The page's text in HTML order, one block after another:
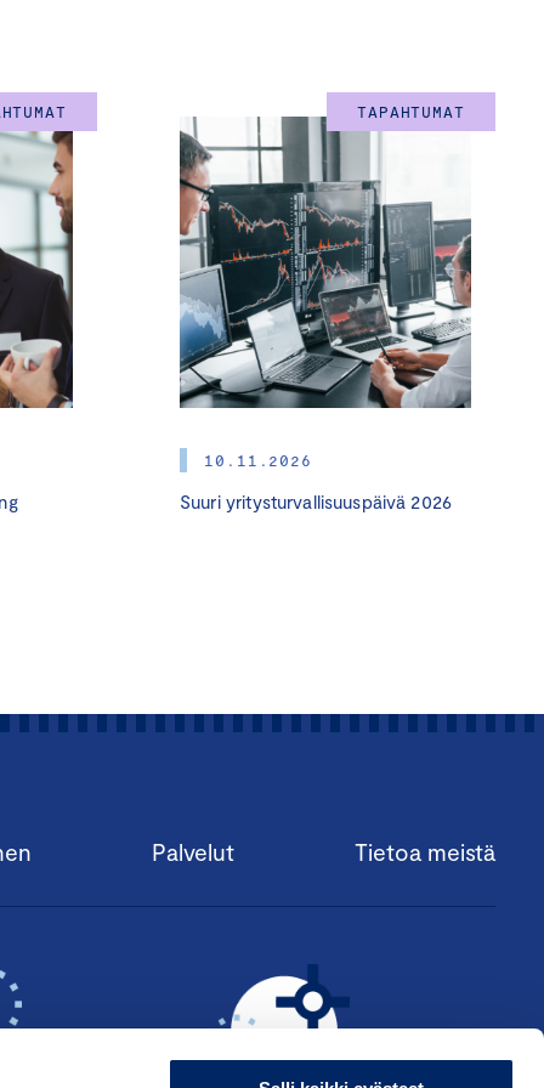
kriisit
ja organisaatioiden
TAPAHTUMAT
10.11.2026
Suuri yritysturvallisuuspäivä 2026
Palvelut Tietoa meistä